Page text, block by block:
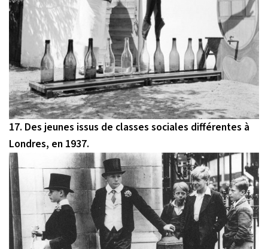
17. Des jeunes issus de classes sociales différentes à
Londres, en 1937.